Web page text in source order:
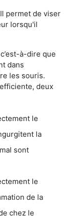
permet de viser
lorsqu'il
à-dire que
dans
les souris.
deux
le
la
sont
le
de la
chez le